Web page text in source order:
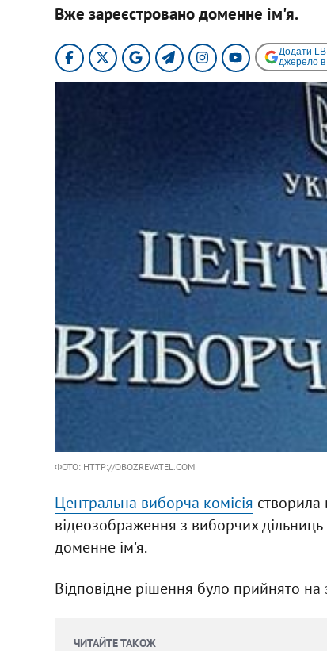
Вже зареєстровано доменне ім'я.
Додати
джерело
ФОТО: HTTP://OBOZREVATEL.COM
Центральна виборча комісія створила
відеозображення з виборчих
доменне ім'я.
Відповідне рішення було прийнято
ЧИТАЙТЕ ТАКОЖ